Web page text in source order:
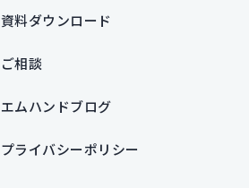
資料ダウンロード
ご相談
エムハンドブログ
プライバシーポリシー